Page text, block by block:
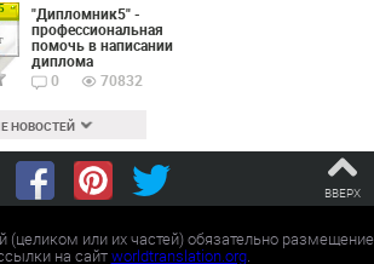
"Дипломник5" -
профессиональная
помочь в написании
диплома
0
70832
НОВОСТЕЙ
ВВЕРХ
(целиком или их частей) обязательно размещение
на сайтworldtranslation.org.